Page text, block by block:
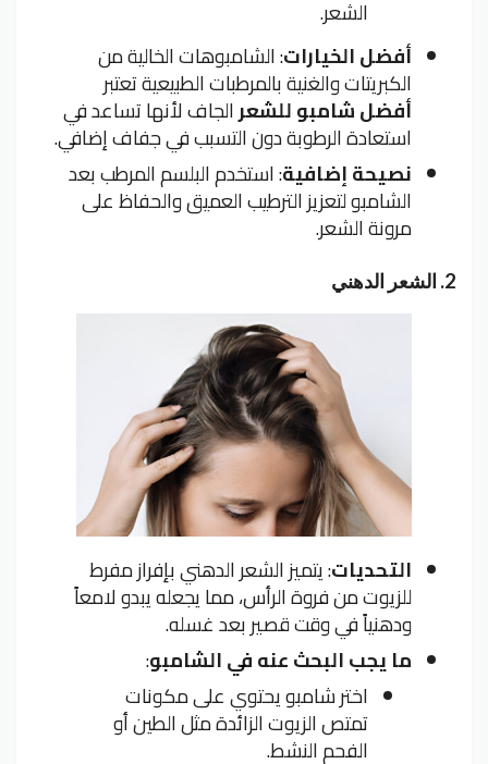
الشعر.
أفضل الخيارات: الشامبوهات الخالية من
الكبريتات والغنية بالمرطبات الطبيعية تعتبر
أفضل شامبو للشعرالجاف لأنها تساعد في
استعادة الرطوبة دون التسبب في جفاف إضافي.
نصيحة إضافية: استخدم البلسم المرطب بعد
الشامبو لتعزيز الترطيب العميق والحفاظ على
مرونة الشعر.
2. الشعر الدهني
التحديات: يتميز الشعر الدهني بإفراز مفرط
للزيوت من فروة الرأس، مما يجعله يبدو لامعاً
ودهنياً في وقت قصير بعد غسله.
ما يجب البحث عنه في الشامبو:
اختر شامبو يحتوي على مكونات
تمتص الزيوت الزائدة مثل الطين أو
الفحم النشط.